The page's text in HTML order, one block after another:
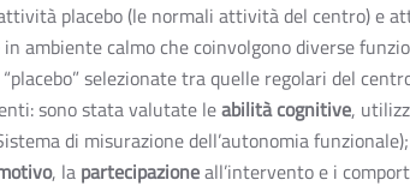
placebo (le normali attività del centro) e
ambiente calmo che coinvolgono diverse
selezionate tra quelle regolari del
sono stata valutate leabilità cognitive,
di misurazione dell’autonomia
, la partecipazioneall’intervento e i